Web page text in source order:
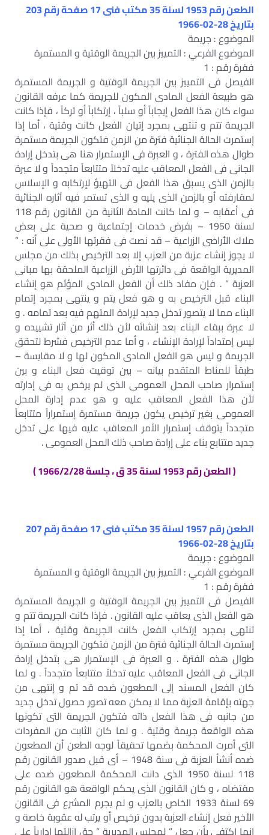
الطعن رقم 1953 لسنة 35 مكتب فنى 17 صفحة رقم 203
بتاريخ 28-02-1966
الموضوع : جريمة
الموضوع الفرعي : التمييز بين الجريمة الوقتية و المستمرة
فقرة رقم : 1
الفيصل فى التمييز بين الجريمة الوقتية و الجريمة المستمرة
هو طبيعة الفعل المادى المكون للجريمة كما عرفه القانون
سواء كان هذا الفعل إيجاباً أو سلباً ، إرتكاباً أو تركاً ، فإذا كانت
الجريمة تتم و تنتهى بمجرد إتيان الفعل كانت وقتية ، أما إذا
إستمرت الحالة الجنائية فترة من الزمن فتكون الجريمة مستمرة
طوال هذه الفترة ، و العبرة فى الإستمرار هنا هى بتدخل إرادة
الجانى فى الفعل المعاقب عليه تدخلاً متتابعاً متجدداً و لا عبرة
بالزمن الذى يسبق هذا الفعل فى التهيؤ لإرتكابه و الإسلاس
لمقارفته أو بالزمن الذى يليه و الذى تستمر فيه آثاره الجنائية
فى أعقابه – و لما كانت المادة الثانية من القانون رقم 118
لسنة 1950 – بفرض خدمات إجتماعية و صحية على بعض
ملاك الأراضى الزراعية – قد نصت فى فقرتها الأولى على أنه : ”
لا يجوز إنشاء عزبة من العزب إلا بعد الترخيص بذلك من مجلس
المديرية الواقعة فى دائرتها الأرض الزراعية الملحقة بها مبانى
العزبة ” . فإن مفاد ذلك أن الفعل المادى المؤثم هو إنشاء
البناء قبل الترخيص به و هو فعل يتم و ينتهى بمجرد إتمام
البناء مما لا يتصور تدخل جديد لإرادة المتهم فيه بعد تمامه . و
لا عبرة ببقاء البناء بعد إنشائه لأن ذلك أثر من آثار تشييده و
ليس إمتداداً لإرادة الإنشاء ، و أما عدم الترخيص فشرط لتحقق
الجريمة و ليس هو الفعل المادى المكون لها و لا مقايسة –
طبقاً للمناط المتقدم بيانه – بين توقيت فعل البناء و بين
إستمرار صاحب المحل العمومى الذى لم يرخص به فى إدارته
لأن هذا الفعل المعاقب عليه و هو عدم إدارة المحل
العمومى بغير ترخيص يكون جريمة مستمرة إستمراراً متتابعاً
متجدداً يتوقف إستمرار الأمر المعاقب عليه فيها على تدخل
جديد متتابع بناء على إرادة صاحب ذلك المحل العمومى .
( الطعن رقم 1953 لسنة 35 ق ، جلسة 1966/2/28 )
الطعن رقم 1957 لسنة 35 مكتب فنى 17 صفحة رقم 207
بتاريخ 28-02-1966
الموضوع : جريمة
الموضوع الفرعي : التمييز بين الجريمة الوقتية و المستمرة
فقرة رقم : 1
الفيصل فى التمييز بين الجريمة الوقتية و الجريمة المستمرة
هو الفعل الذى يعاقب عليه القانون . فإذا كانت الجريمة تتم و
تنتهى بمجرد إرتكاب الفعل كانت الجريمة وقتية ، أما إذا
إستمرت الحالة الجنائية فترة من الزمن فتكون الجريمة مستمرة
طوال هذه الفترة . و العبرة فى الإستمرار هى بتدخل إرادة
الجانى فى الفعل المعاقب عليه تدخلاً متتابعاً متجدداً . و لما
كان الفعل المسند إلى المطعون ضده قد تم و إنتهى من
جهته بإقامة العزبة مما لا يمكن معه تصور حصول تدخل جديد
من جانبه فى هذا الفعل ذاته فتكون الجريمة التى تكونها
هذه الواقعة جريمة وقتية . و لما كان الثابت من المفردات
التى أمرت المحكمة بضمها تحقيقاً لوجه الطعن أن المطعون
ضده أنشأ العزبة فى سنة 1948 – أى قبل صدور القانون رقم
118 لسنة 1950 الذى دانت المحكمة المطعون ضده على
مقتضاه ، و كان القانون الذى يحكم الواقعة هو القانون رقم
69 لسنة 1933 الخاص بالعزب و لم يجرم المشرع فى القانون
الأخير فعل إنشاء العزبة بدون ترخيص أو يرتب له عقوبة خاصة و
إنما إكتفى بأن جعل ” لمجلس المديرية ” حق إزالتها إدارياً على